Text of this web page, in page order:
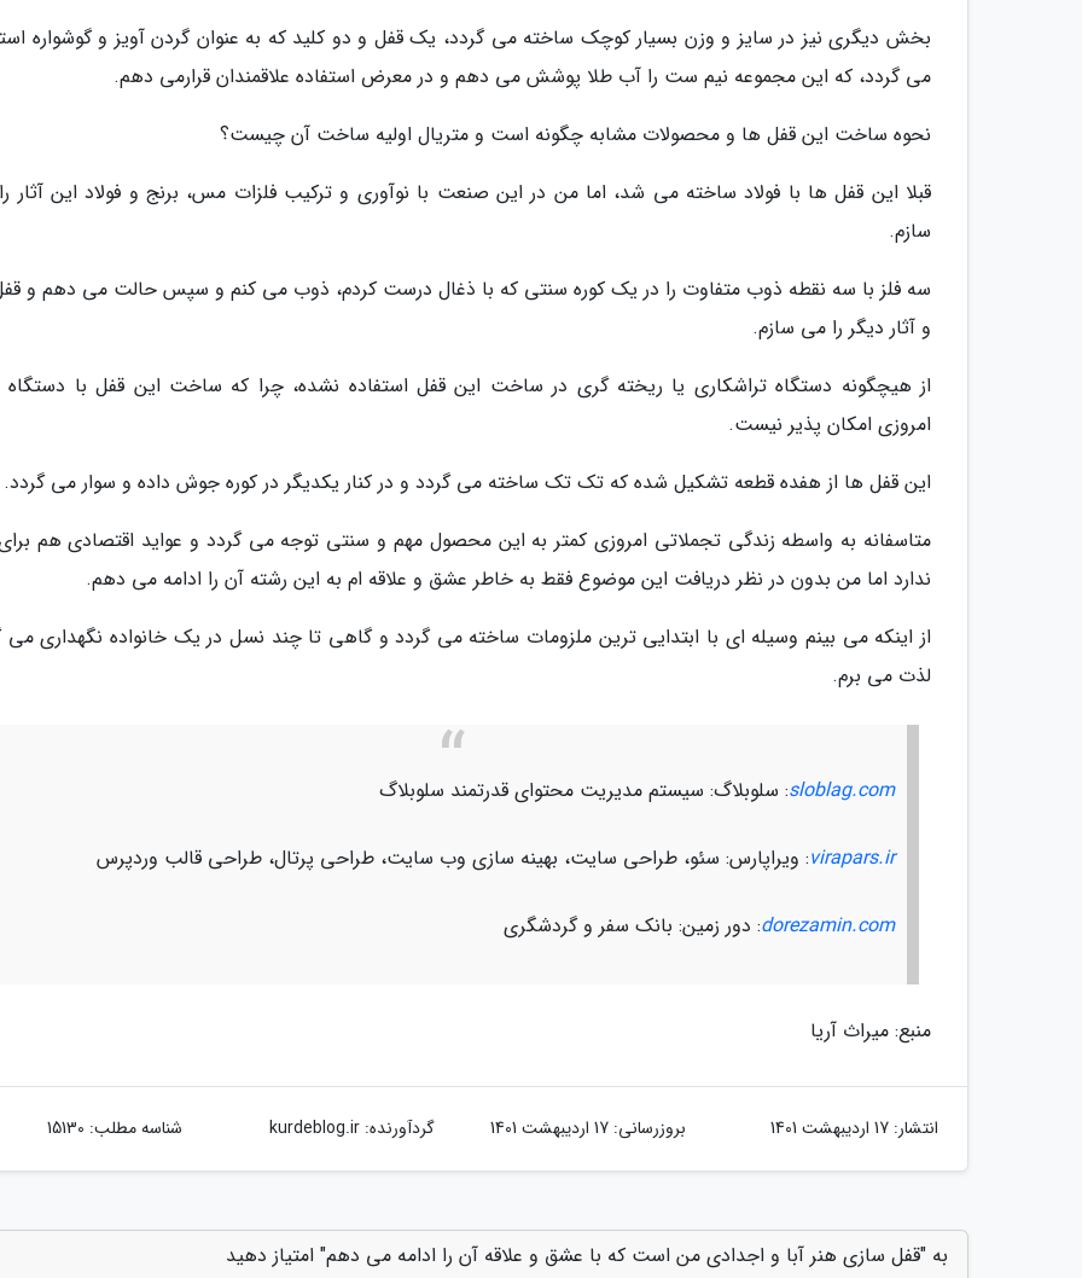
بخش دیگری نیز در سایز و وزن بسیار کوچک ساخته می گردد، یک قفل و دو کلید که به عنوان گردن آویز و گوشواره
می گردد، که این مجموعه نیم ست را آب طلا پوشش می دهم و در معرض استفاده علاقمندان قرارمی دهم.
نحوه ساخت این قفل ها و محصولات مشابه چگونه است و متریال اولیه ساخت آن چیست؟
قبلا این قفل ها با فولاد ساخته می شد، اما من در این صنعت با نوآوری و ترکیب فلزات مس، برنج و فولاد این آثار
سازم.
سه فلز با سه نقطه ذوب متفاوت را در یک کوره سنتی که با ذغال درست کردم، ذوب می کنم و سپس حالت می دهم و
و آثار دیگر را می سازم.
از هیچگونه دستگاه تراشکاری یا ریخته گری در ساخت این قفل استفاده نشده، چرا که ساخت این قفل با
امروزی امکان پذیر نیست.
این قفل ها از هفده قطعه تشکیل شده که تک تک ساخته می گردد و در کنار یکدیگر در کوره جوش داده و سوار می گردد.
متاسفانه به واسطه زندگی تجملاتی امروزی کمتر به این محصول مهم و سنتی توجه می گردد و عواید اقتصادی هم
ندارد اما من بدون در نظر دریافت این موضوع فقط به خاطر عشق و علاقه ام به این رشته آن را ادامه می دهم.
از اینکه می بینم وسیله ای با ابتدایی ترین ملزومات ساخته می گردد و گاهی تا چند نسل در یک خانواده نگهداری می
لذت می برم.
sloblag.com: سلوبلاگ: سیستم مدیریت محتوای قدرتمند سلوبلاگ
virapars.ir: ویراپارس: سئو، طراحی سایت، بهینه سازی وب سایت، طراحی پرتال، طراحی قالب وردپرس
dorezamin.com: دور زمین: بانک سفر و گردشگری
منبع: میراث آریا
انتشار: 17 اردیبهشت 1401 بروزرسانی: 17 اردیبهشت 1401 گردآورنده:kurdeblog.ir شناسه مطلب: 15130
به "قفل سازی هنر آبا و اجدادی من است که با عشق و علاقه آن را ادامه می دهم" امتیاز دهید